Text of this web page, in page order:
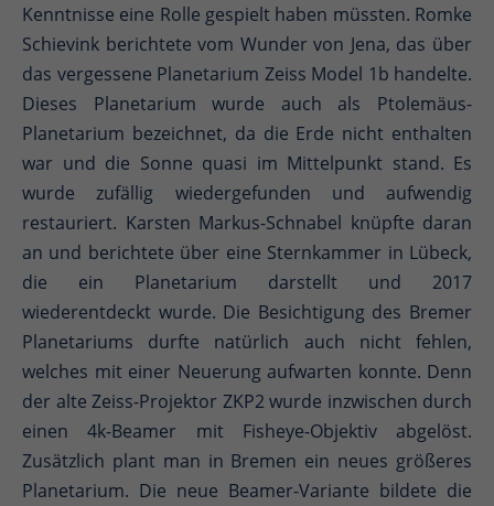
Kenntnisse eine Rolle gespielt haben müssten. Romke
Schievink berichtete vom Wunder von Jena, das über
das vergessene Planetarium Zeiss Model 1b handelte.
Dieses Planetarium wurde auch als Ptolemäus-
Planetarium bezeichnet, da die Erde nicht enthalten
war und die Sonne quasi im Mittelpunkt stand. Es
wurde zufällig wiedergefunden und aufwendig
restauriert. Karsten Markus-Schnabel knüpfte daran
an und berichtete über eine Sternkammer in Lübeck,
die ein Planetarium darstellt und 2017
wiederentdeckt wurde. Die Besichtigung des Bremer
Planetariums durfte natürlich auch nicht fehlen,
welches mit einer Neuerung aufwarten konnte. Denn
der alte Zeiss-Projektor ZKP2 wurde inzwischen durch
einen 4k-Beamer mit Fisheye-Objektiv abgelöst.
Zusätzlich plant man in Bremen ein neues größeres
Planetarium. Die neue Beamer-Variante bildete die